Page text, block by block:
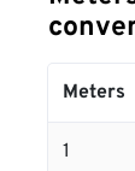
Meters
1